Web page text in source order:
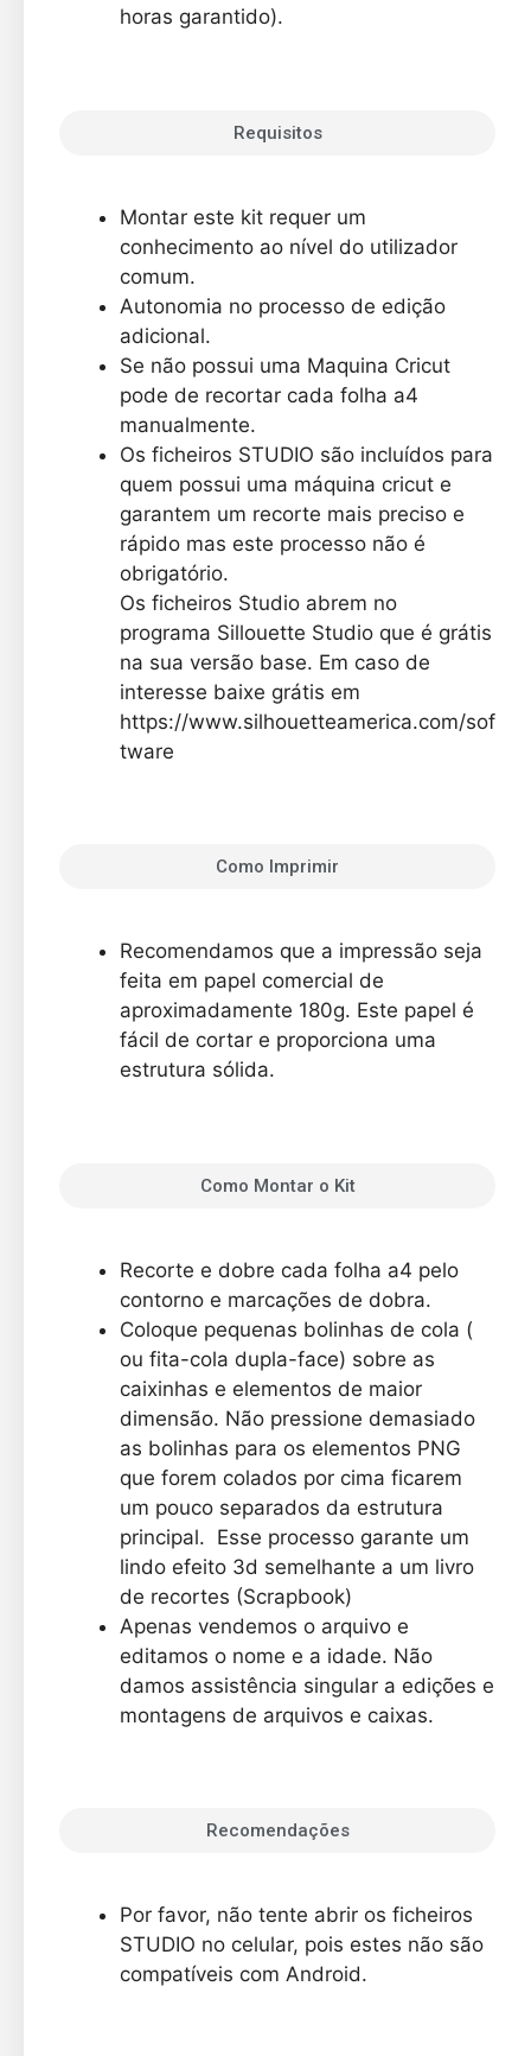
horas garantido).
Requisitos
Montar este kit requer um
conhecimento ao nível do utilizador
comum.
Autonomia no processo de edição
adicional.
Se não possui uma Maquina Cricut
pode de recortar cada folha a4
manualmente.
Os ficheiros STUDIO são incluídos para
quem possui uma máquina cricut e
garantem um recorte mais preciso e
rápido mas este processo não é
obrigatório.
Os ficheiros Studio abrem no
programa Sillouette Studio que é grátis
na sua versão base. Em caso de
interesse baixe grátis em
https://www.silhouetteamerica.com/sof
tware
Como Imprimir
Recomendamos que a impressão seja
feita em papel comercial de
aproximadamente 180g. Este papel é
fácil de cortar e proporciona uma
estrutura sólida.
Como Montar o Kit
Recorte e dobre cada folha a4 pelo
contorno e marcações de dobra.
Coloque pequenas bolinhas de cola (
ou fita-cola dupla-face) sobre as
caixinhas e elementos de maior
dimensão. Não pressione demasiado
as bolinhas para os elementos PNG
que forem colados por cima ficarem
um pouco separados da estrutura
principal. Esse processo garante um
lindo efeito 3d semelhante a um livro
de recortes (Scrapbook)
Apenas vendemos o arquivo e
editamos o nome e a idade. Não
damos assistência singular a edições e
montagens de arquivos e caixas.
Recomendações
Por favor, não tente abrir os ficheiros
STUDIO no celular, pois estes não são
compatíveis com Android.